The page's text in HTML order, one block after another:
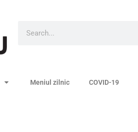
Meniul zilnic COVID-19